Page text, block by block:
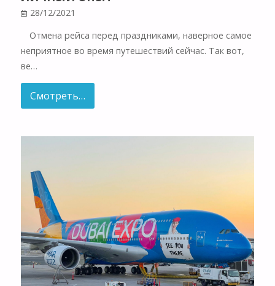
28/12/2021
⠀ Отмена рейса перед праздниками, наверное самое
неприятное во время путешествий сейчас. Так вот,
ве…
Смотреть…